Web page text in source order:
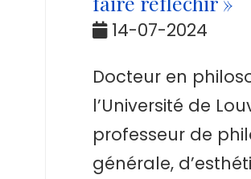
14-07-2024
Docteur en
l’Université de
professeur de
générale,